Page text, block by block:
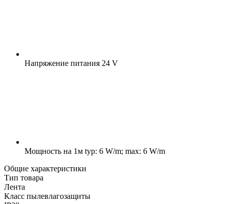
Напряжение питания 24 V
Мощность на 1м typ: 6 W/m; max: 6 W/m
Общие характеристики
Тип товара
Лента
Класс пылевлагозащиты